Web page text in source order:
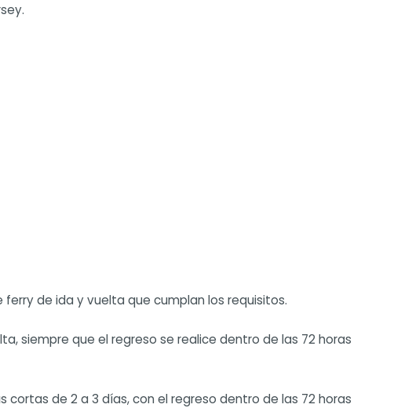
de ida y vuelta que cumplan los requisitos.
siempre que el regreso se realice dentro de las 72 horas
de 2 a 3 días, con el regreso dentro de las 72 horas